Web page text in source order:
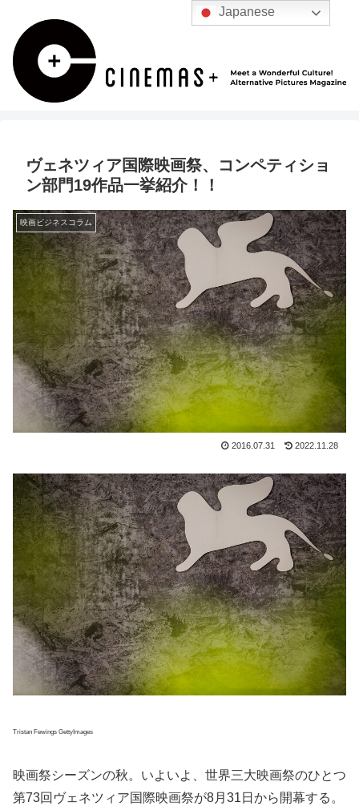
ヴェネツィア国際映画祭、コンペティショ
ン部門19作品一挙紹介！！
映画ビジネスコラム
2016.07.31 2022.11.28
Tristan Fewings GettyImages
映画祭シーズンの秋。いよいよ、世界三大映画祭のひとつ
第73回ヴェネツィア国際映画祭が8月31日から開幕する。
Japanese